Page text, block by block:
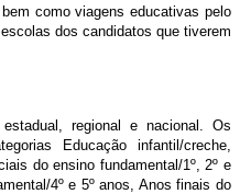
como viagens educativas pelo
dos candidatos que tiverem
regional e nacional. Os
Educação infantil/creche,
do ensino fundamental/1º, 2º e
4º e 5º anos, Anos finais do